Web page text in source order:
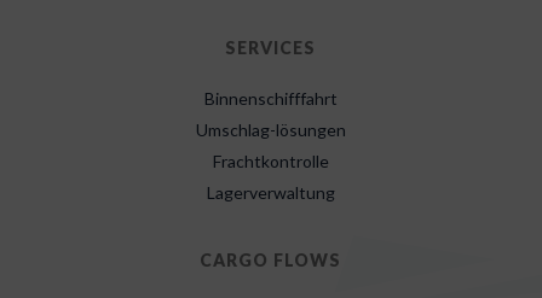
SERVICES
Binnenschifffahrt
Umschlag-lösungen
Frachtkontrolle
Lagerverwaltung
CARGO FLOWS